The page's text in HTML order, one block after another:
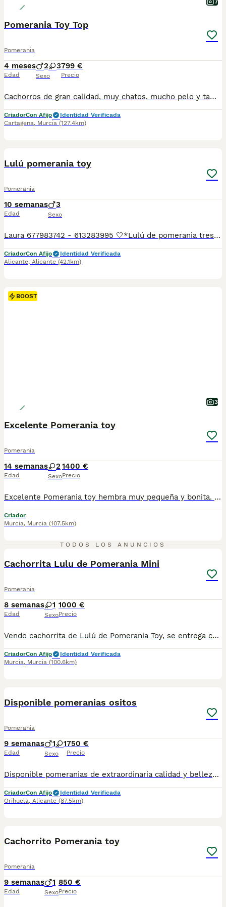
7
Pomerania Toy Top
Pomerania
4 meses
Edad
2 3
Sexo
799 €
Precio
Cachorros de gran calidad, muy chatos, mucho pelo y tamaño toy asegurado. Divinos. Una pasada de cachorros.Se entregan vacunados, desparasitados, cartilla oficial y contrato de garantias genéticas. Posibilidad de envio a cualquier punto de España. 688973535 atiendo llamada y WhatsApp. Precio 799 toy, 899 micro toy. Solo gente seria.
CriadorCon Afijo
Identidad Verificada
Cartagena, Murcia (127.4km)
Lulú pomerania toy
Pomerania
10 semanas
Edad
3
Sexo
Laura 677983742 - 613283995 🤍*Lulú de pomerania tres machos impresionantes y muy pequeñines carita de oso con mucho pelo mirar los vídeos*🤍 ¿Buscas un nuevo compañero para tu hogar? ❤️ Tenemos preciosos cachorros listos para encontrar una familia responsable. ✅ Vacunados ✅ Desparasitados ✅ Cartilla sanitaria ✅ Garantías incluidas ✅ Máxima atención y cuidado Se hacen envíos a toda España: Andalucía: Almería, Cádiz, Córdoba, Granada, Huelva, Jaén, Málaga, Sevilla.Aragón: Huesca, Teruel, Zaragoza.Asturias: Oviedo.Baleares: Palma.Canarias: Las Palmas de Gran Canaria, Santa Cruz de Tenerife.Cantabria: Santander.Castilla-La Mancha: Albacete, Ciudad Real, Cuenca, Guadalajara, Toledo.Castilla y León: Ávila, Burgos, León, Palencia, Salamanca, Segovia, Soria, Valladolid, Zamora.Cataluña: Barcelona, Gerona (Girona), Lérida (Lleida), Tarragona.Comunidad Valenciana: Alicante, Castellón de la Plana, Valencia.Extremadura: Badajoz, Cáceres.Galicia: La Coruña (A Coruña), Lugo, Orense (Ourense), Pontevedra.La Rioja: Logroño.Madrid: Madrid.Murcia: Murcia.Navarra: Pamplona.País Vasco: Bilbao (Vizcaya), San Sebastián (Guipúzcoa), Vitoria (Álava). 🐾 Cachorros sanos, sociables y criados con mucho cariño. 📲 ¡Pregunta sin compromiso por disponibilidad, fotos y precios por mensaje privado!
CriadorCon Afijo
Identidad Verificada
Alicante, Alicante (42.1km)
BOOST
3
Excelente Pomerania toy
Pomerania
14 semanas
Edad
2
Sexo
1400 €
Precio
Excelente Pomerania toy hembra muy pequeña y bonita. Mucha calidad de pelo y espectacular línea. Se entrega vacunado desparasitado y con cartilla sanitaria
Criador
Murcia, Murcia (107.5km)
TODOS LOS ANUNCIOS
Cachorrita Lulu de Pomerania Mini
Pomerania
8 semanas
Edad
1
Sexo
1000 €
Precio
Vendo cachorrita de Lulú de Pomerania Toy, se entrega con dos vacunas, tres desparasitaciones, pasaporte, microchip, pedigree, contrato, factura con iva incluido, 14 dias de garantia virica y 3 meses de congenita. Dos meses gratuitos de seguro de salud. Peso aproximado de adulta 2kg. Se puede ver sin ningun compromiso. Se entrega totalmente socializada. Esta lista para entregar. Tlf 650200078. N. nucleo zoologico ES30030384003
CriadorCon Afijo
Identidad Verificada
Murcia, Murcia (100.6km)
Disponible pomeranias ositos
Pomerania
9 semanas
Edad
1 1
Sexo
750 €
Precio
Disponible pomeranias de extraordinaria calidad y belleza. Destacan por su tamaño compacto, su abundante y sedoso manto su carita dulce con expresión de bebé y su excelente estructura.
CriadorCon Afijo
Identidad Verificada
Orihuela, Alicante (87.5km)
Cachorrito Pomerania toy
Pomerania
9 semanas
Edad
1
Sexo
850 €
Precio